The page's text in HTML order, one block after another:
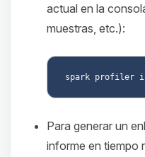
actual en la
muestras, etc.):
Para generar un
informe en tiempo